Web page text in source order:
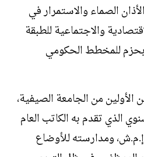
الصماء والاستمرار في
والاجتماعية للطبقة
بحزم للمخطط الحكومي
الأولين من الجامعة الصيفية،
الذي تقدم به الكاتب العام
ومدارسته للأوضاع